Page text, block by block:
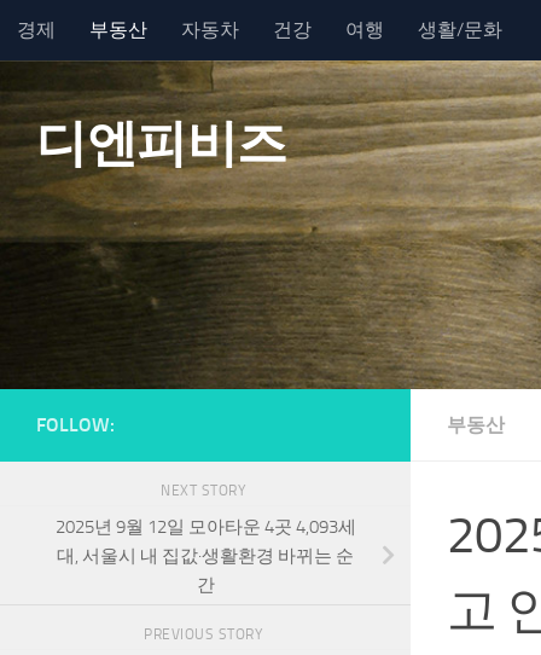
Skip to content
경제 부동산 자동차 건강 여행 생활/문화
디엔피비즈
부동산
고
FOLLOW:
NEXT STORY
2025년 9월 12일 모아타운 4곳 4,093세
대, 서울시 내 집값·생활환경 바뀌는 순
간
PREVIOUS STORY